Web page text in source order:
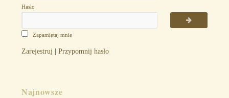
Hasło
Zapamiętaj mnie
Zarejestruj | Przypomnij hasło
Najnowsze